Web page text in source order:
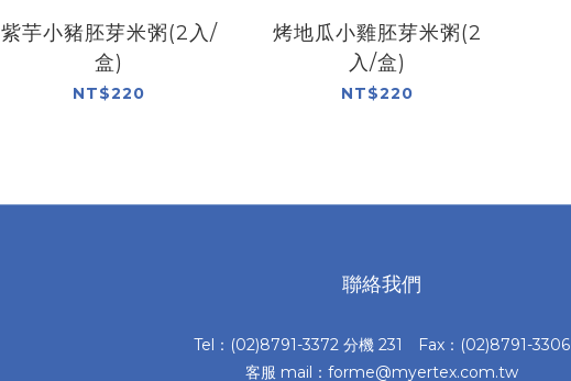
紫芋小豬胚芽米粥(2入/
盒)
NT$220
烤地瓜小雞胚芽米粥(2
入/盒)
NT$220
聯絡我們
Tel：(02)8791-3372 分機 231 Fax：(02)8791-3306
客服 mail：forme@myertex.com.tw